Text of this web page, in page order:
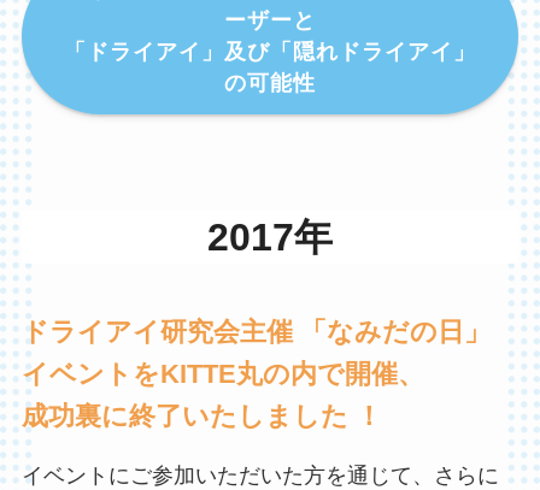
ーザーと
「ドライアイ」及び「隠れドライアイ」
の可能性
2017年
ドライアイ研究会主催 「なみだの日」
イベントをKITTE丸の内で開催、
成功裏に終了いたしました ！
イベントにご参加いただいた方を通じて、さらに